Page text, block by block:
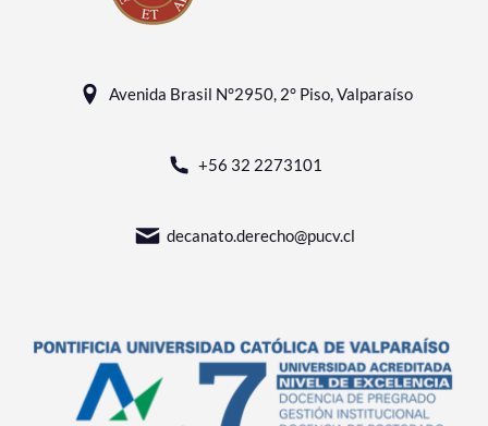
Avenida Brasil N°2950, 2° Piso, Valparaíso
+56 32 2273101
decanato.derecho@pucv.cl